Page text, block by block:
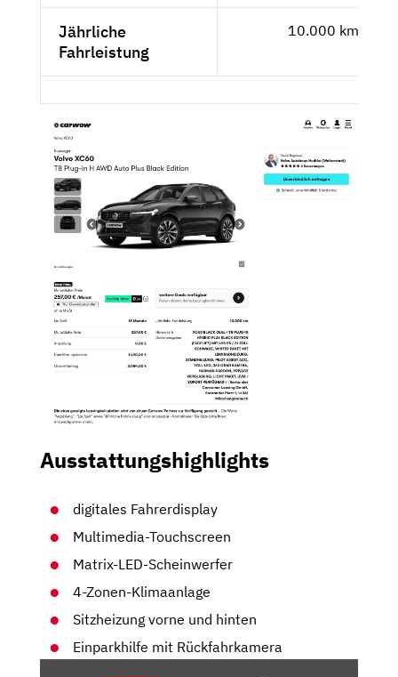
Jährliche
Fahrleistung
10.000 km
Ausstattungshighlights
digitales Fahrerdisplay
Multimedia-Touchscreen
Matrix-LED-Scheinwerfer
4-Zonen-Klimaanlage
Sitzheizung vorne und hinten
Einparkhilfe mit Rückfahrkamera